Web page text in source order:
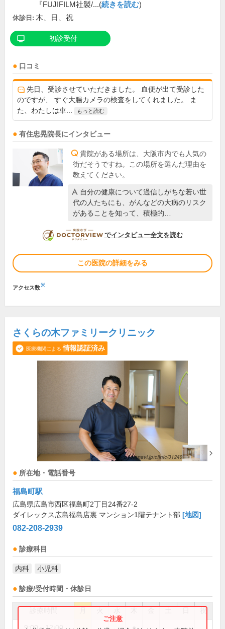
『FUJIFILM社製/...(続きを読む)
休診日: 木、日、祝
初診受付
口コミ
先日、受診させていただきました。 血便が出て受診した
のですが、 すぐ大腸カメラの検査をしてくれました。 ま
た、わたしは車...
もっと読む
有住忠晃院長にインタビュー
貴院がある場所は、大阪市内でも人気の
街だそうですね。この場所を選んだ理由を
教えてください。
自分の健康について過信しがちな若い世
代の人たちにも、がんなどの大病のリスク
があることを知って、積極的…
DOCTORVIEW
でインタビュー全文を読む
この医院の詳細をみる
アクセス数※
さくらの木ファミリークリニック
医療機関による 情報認証済み
所在地・電話番号
福島町駅
広島県広島市西区福島町2丁目24番27-2
ダイレックス広島福島店裏 マンション1階テナント部 [地図]
082-208-2939
診療科目
内科 小児科
診療/受付時間・休診日
祝